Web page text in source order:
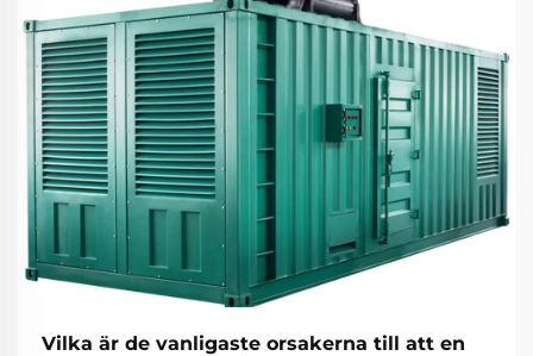
Vilka är de vanligaste orsakerna till att en